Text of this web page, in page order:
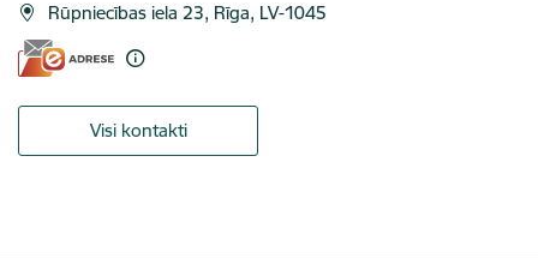
Rūpniecības iela 23, Rīga, LV-1045
Visi kontakti